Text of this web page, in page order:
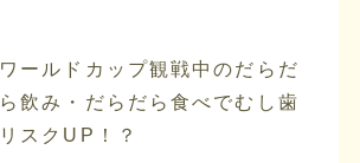
ワールドカップ観戦中のだらだ
ら飲み・だらだら食べでむし歯
リスクUP！？